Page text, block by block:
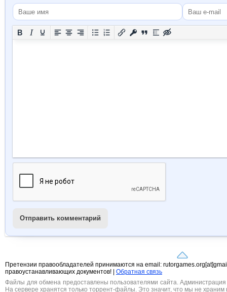
Отправить комментарий
Претензии правообладателей принимаются на email:
правоустанавливающих документов! |
Обратная связь
Файлы для обмена предоставлены пользователями сайта. Администрация
На сервере хранятся только торрент-файлы. Это значит, что мы не